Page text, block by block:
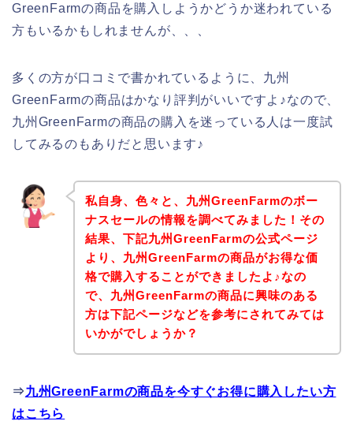
GreenFarmの商品を購入しようかどうか迷われている
方もいるかもしれませんが、、、
多くの方が口コミで書かれているように、九州
GreenFarmの商品はかなり評判がいいですよ♪なので、
九州GreenFarmの商品の購入を迷っている人は一度試
してみるのもありだと思います♪
私自身、色々と、九州GreenFarmのボー
ナスセールの情報を調べてみました！その
結果、下記九州GreenFarmの公式ページ
より、九州GreenFarmの商品がお得な価
格で購入することができましたよ♪なの
で、九州GreenFarmの商品に興味のある
方は下記ページなどを参考にされてみては
いかがでしょうか？
⇒九州GreenFarmの商品を今すぐお得に購入したい方
はこちら